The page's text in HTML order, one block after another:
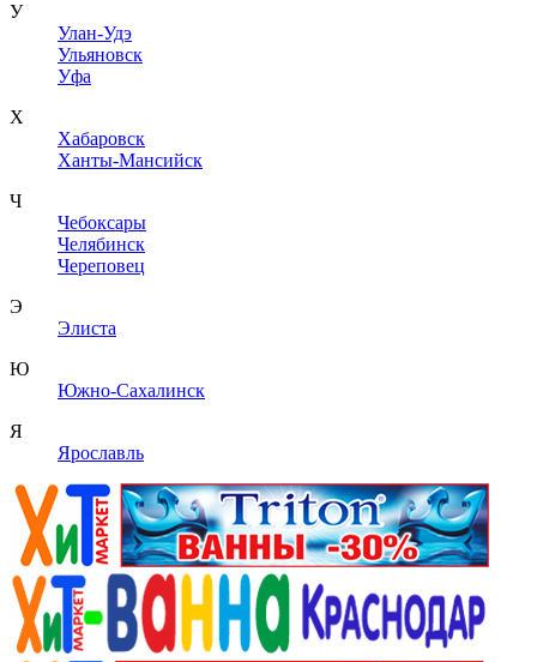
У
Улан-Удэ
Ульяновск
Уфа
Х
Хабаровск
Ханты-Мансийск
Ч
Чебоксары
Челябинск
Череповец
Э
Элиста
Ю
Южно-Сахалинск
Я
Ярославль